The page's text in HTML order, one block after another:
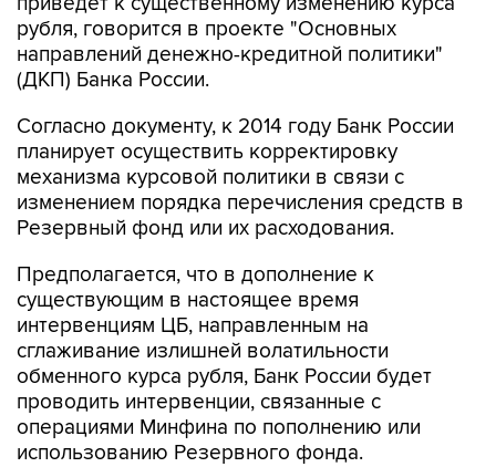
рубля, говорится в проекте "Основных
направлений денежно-кредитной политики"
(ДКП) Банка России.
Согласно документу, к 2014 году Банк России
планирует осуществить корректировку
механизма курсовой политики в связи с
изменением порядка перечисления средств в
Резервный фонд или их расходования.
Предполагается, что в дополнение к
существующим в настоящее время
интервенциям ЦБ, направленным на
сглаживание излишней волатильности
обменного курса рубля, Банк России будет
проводить интервенции, связанные с
операциями Минфина по пополнению или
использованию Резервного фонда.